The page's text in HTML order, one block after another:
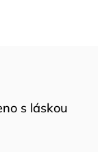
s láskou